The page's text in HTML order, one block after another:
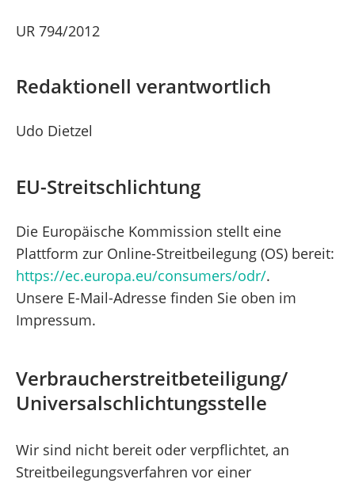
UR 794/2012
Redaktionell verantwortlich
Udo Dietzel
EU-Streitschlichtung
Die Europäische Kommission stellt eine
Plattform zur Online-Streitbeilegung (OS) bereit:
https://ec.europa.eu/consumers/odr/.
Unsere E-Mail-Adresse finden Sie oben im
Impressum.
Verbraucherstreitbeteiligung/
Universalschlichtungsstelle
Wir sind nicht bereit oder verpflichtet, an
Streitbeilegungsverfahren vor einer